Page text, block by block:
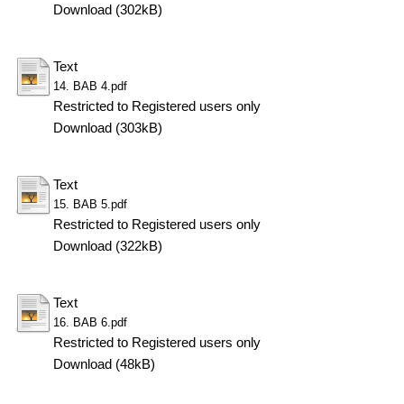
Download (302kB)
Text
14. BAB 4.pdf
Restricted to Registered users only
Download (303kB)
Text
15. BAB 5.pdf
Restricted to Registered users only
Download (322kB)
Text
16. BAB 6.pdf
Restricted to Registered users only
Download (48kB)